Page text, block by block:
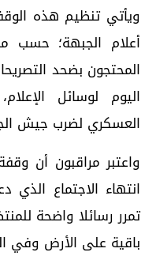
ويأتي تنظيم هذه
أعلام الجبهة؛ حسب
المحتجون بضحد
اليوم لوسائل
العسكري لضرب جيش
واعتبر مراقبون أن
انتهاء الاجتماع
تمرر رسائلا واضحة
باقية على الأرض وفي